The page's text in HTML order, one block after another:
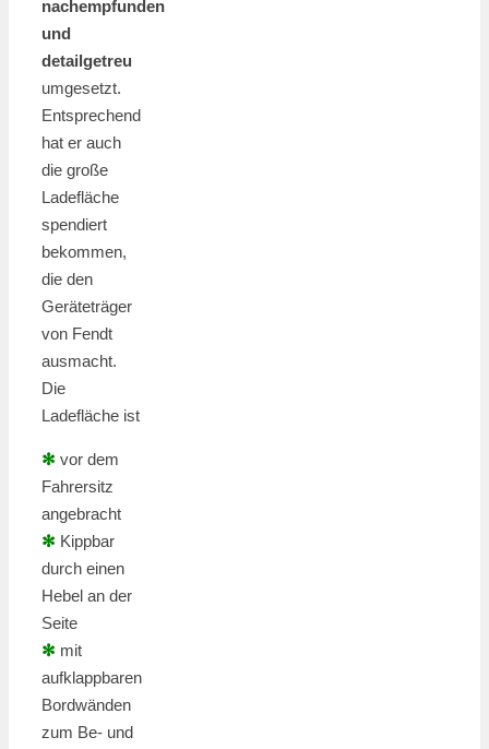
nachempfunden
und
detailgetreu
umgesetzt.
Entsprechend
hat er auch
die große
Ladefläche
spendiert
bekommen,
die den
Geräteträger
von Fendt
ausmacht.
Die
Ladefläche ist
✻ vor dem
Fahrersitz
angebracht
✻ Kippbar
durch einen
Hebel an der
Seite
✻ mit
aufklappbaren
Bordwänden
zum Be- und